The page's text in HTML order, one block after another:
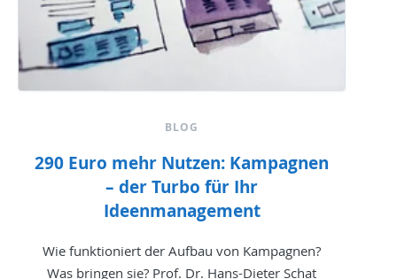
BLOG
290 Euro mehr Nutzen: Kampagnen
– der Turbo für Ihr
Ideenmanagement
Wie funktioniert der Aufbau von Kampagnen?
Was bringen sie? Prof. Dr. Hans-Dieter Schat